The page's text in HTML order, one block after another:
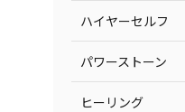
ハイヤーセルフ
パワーストーン
ヒーリング